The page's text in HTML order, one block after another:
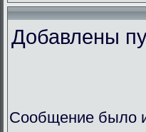
Добавлены
Сообщение было